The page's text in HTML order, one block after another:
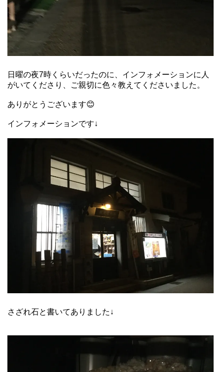
日曜の夜7時くらいだったのに、インフォメーションに人
がいてくださり、ご親切に色々教えてくださいました。
ありがとうございます😊
インフォメーションです↓
さざれ石と書いてありました↓